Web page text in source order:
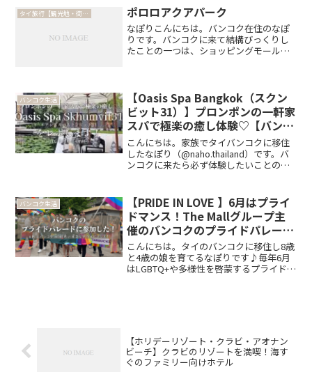
（Museum of the Future）に行...
タイ旅行【観光地・街歩き】 ポロロアクアパーク
なぽりこんにちは。バンコク在住のなぽ
りです。バンコクに来て結構びっくりし
たことの一つは、ショッピングモールの
ョンがあがったのを覚えて...
バンコク生活
【Oasis Spa Bangkok（スクン
ビット31）】プロンポンの一軒家
スパで極楽の癒し体験♡【バンコ
クスパ】
こんにちは。家族でタイバンコクに移住
したなぽり（@naho.thailand）です。バ
ンコクに来たら必ず体験したいことの一
ジ店がある中でも在住者にも定評がある
スパがいく...
バンコク生活
【PRIDE IN LOVE 】6月はプライ
ドマンス！The Mallグループ主
催のバンコクのプライドパレード
に参加しました
こんにちは。タイのバンコクに移住し8歳
と4歳の娘を育てるなぽりです♪毎年6月
はLGBTQ+や多様性を啓蒙するプライドマ
【ホリデーリゾート・クラビ・アオナン
ビーチ】クラビのリゾートを満喫！海す
ぐのファミリー向けホテル